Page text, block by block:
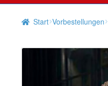
Start Vorbestellungen